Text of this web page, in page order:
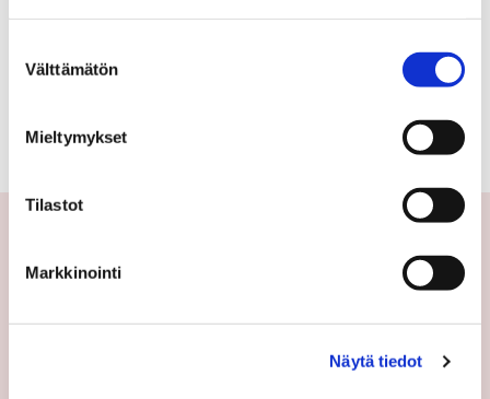
valinta
Välttämätön
Mieltymykset
Tilastot
Markkinointi
Näytä tiedot
Rivitalo 1982
Yhteystiedot
Välittäjämme